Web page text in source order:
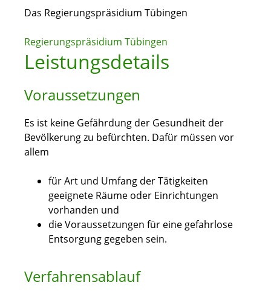
Das Regierungspräsidium Tübingen
Regierungspräsidium Tübingen
Leistungsdetails
Voraussetzungen
Es ist keine Gefährdung der Gesundheit der
Bevölkerung zu befürchten. Dafür müssen vor
allem
für Art und Umfang der Tätigkeiten
geeignete Räume oder Einrichtungen
vorhanden und
die Voraussetzungen für eine gefahrlose
Entsorgung gegeben sein.
Verfahrensablauf